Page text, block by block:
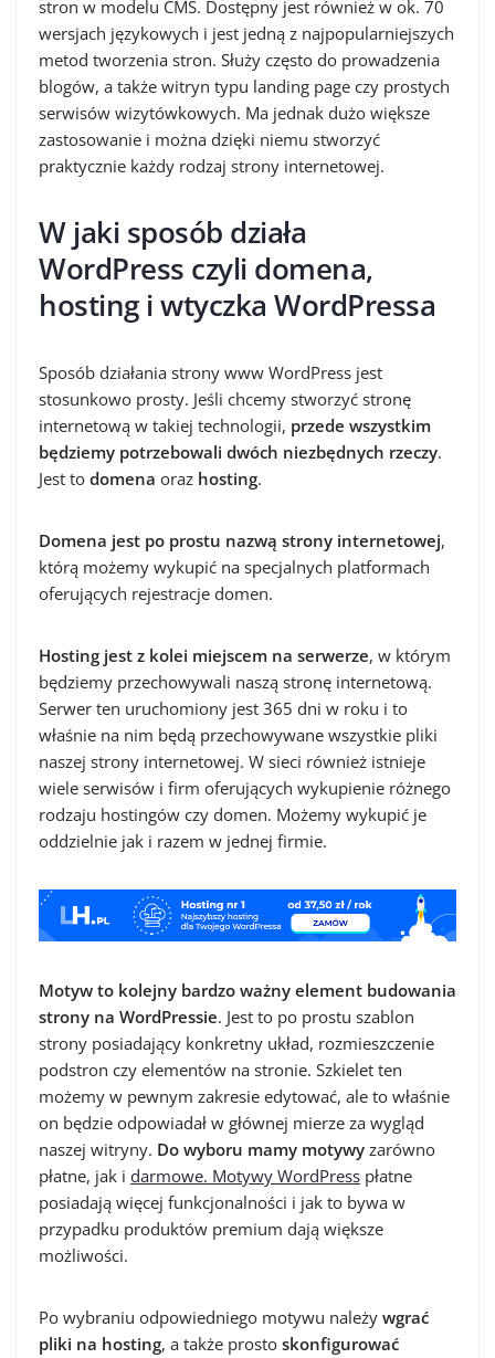
stron w modelu CMS. Dostępny jest również w ok. 70
wersjach językowych i jest jedną z najpopularniejszych
metod tworzenia stron. Służy często do prowadzenia
blogów, a także witryn typu landing page czy prostych
serwisów wizytówkowych. Ma jednak dużo większe
zastosowanie i można dzięki niemu stworzyć
praktycznie każdy rodzaj strony internetowej.
W jaki sposób działa
WordPress czyli domena,
hosting i wtyczka WordPressa
Sposób działania strony www WordPress jest
stosunkowo prosty. Jeśli chcemy stworzyć stronę
internetową w takiej technologii, przede wszystkim
będziemy potrzebowali dwóch niezbędnych rzeczy.
Jest to domena oraz hosting.
Domena jest po prostu nazwą strony internetowej,
którą możemy wykupić na specjalnych platformach
oferujących rejestracje domen.
Hosting jest z kolei miejscem na serwerze, w którym
będziemy przechowywali naszą stronę internetową.
Serwer ten uruchomiony jest 365 dni w roku i to
właśnie na nim będą przechowywane wszystkie pliki
naszej strony internetowej. W sieci również istnieje
wiele serwisów i firm oferujących wykupienie różnego
rodzaju hostingów czy domen. Możemy wykupić je
oddzielnie jak i razem w jednej firmie.
Motyw to kolejny bardzo ważny element budowania
strony na WordPressie. Jest to po prostu szablon
strony posiadający konkretny układ, rozmieszczenie
podstron czy elementów na stronie. Szkielet ten
możemy w pewnym zakresie edytować, ale to właśnie
on będzie odpowiadał w głównej mierze za wygląd
naszej witryny. Do wyboru mamy motywy zarówno
płatne, jak i darmowe. Motywy WordPress płatne
posiadają więcej funkcjonalności i jak to bywa w
przypadku produktów premium dają większe
możliwości.
Po wybraniu odpowiedniego motywu należy wgrać
pliki na hosting, a także prosto skonfigurować